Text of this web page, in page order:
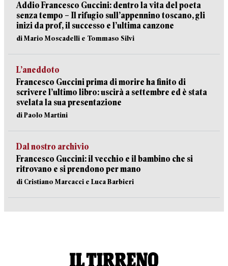
Addio Francesco Guccini: dentro la vita del poeta
senza tempo – Il rifugio sull’appennino toscano, gli
inizi da prof, il successo e l’ultima canzone
di Mario Moscadelli e Tommaso Silvi
L’aneddoto
Francesco Guccini prima di morire ha finito di
scrivere l’ultimo libro: uscirà a settembre ed è stata
svelata la sua presentazione
di Paolo Martini
Dal nostro archivio
Francesco Guccini: il vecchio e il bambino che si
ritrovano e si prendono per mano
di Cristiano Marcacci e Luca Barbieri